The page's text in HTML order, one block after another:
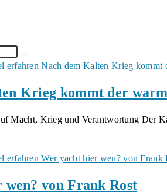
Krieg kommt der
Macht, Krieg und Verantwortung Der
von Frank Rost